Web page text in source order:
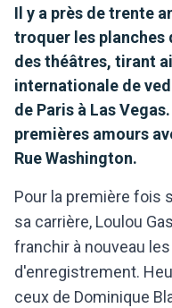
Il y a près de trente
troquer les
des théâtres, tirant
internationale de
de Paris à Las
premières amours
Rue Washington.
Pour la première fois
sa carrière, Loulou
franchir à nouveau
d'enregistrement.
ceux de Dominique